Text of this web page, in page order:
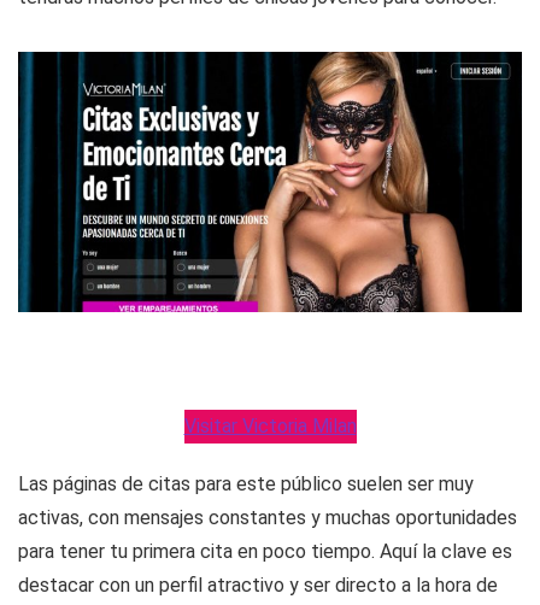
Visitar Victoria Milan
Las páginas de citas para este público suelen ser muy
activas, con mensajes constantes y muchas oportunidades
para tener tu primera cita en poco tiempo. Aquí la clave es
destacar con un perfil atractivo y ser directo a la hora de